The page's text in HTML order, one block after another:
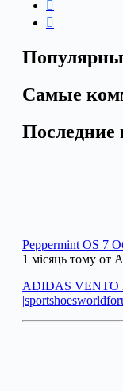
Самые
Последние
Peppermint OS 7
1 місяць тому
ADIDAS VENTO